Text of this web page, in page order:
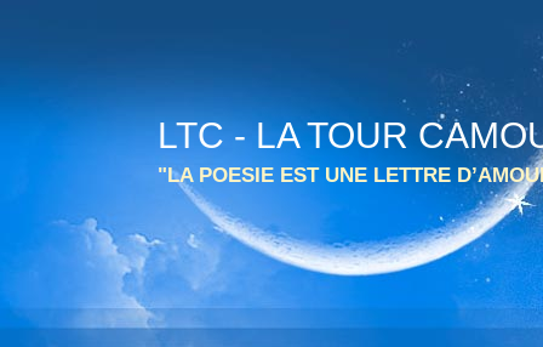
LTC - LA TOUR
"LA POESIE EST UNE LETTRE